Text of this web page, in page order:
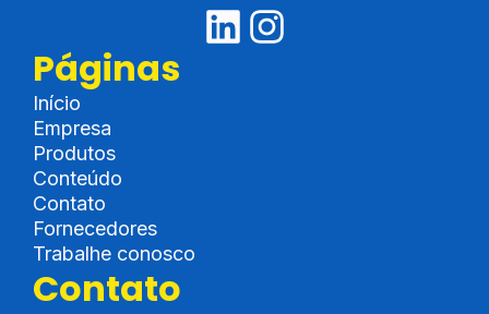
L I
Páginas
Início
Empresa
Produtos
Conteúdo
Contato
Fornecedores
Trabalhe conosco
Contato